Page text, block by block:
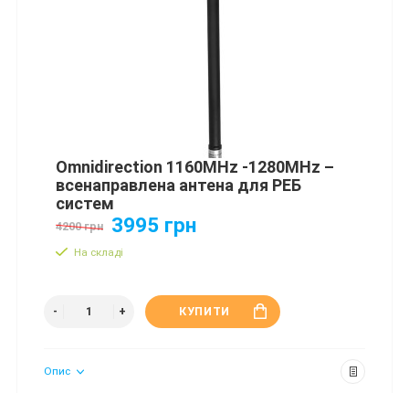
Omnidirection 1160MHz -1280MHz –
всенаправлена антена для РЕБ
систем
4200 грн 3995 грн
На складі
КУПИТИ
Опис